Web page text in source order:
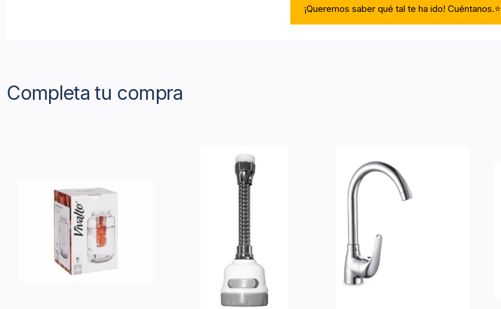
¡Queremos saber qué tal te ha ido! Cuéntanos.⭐
Completa tu compra